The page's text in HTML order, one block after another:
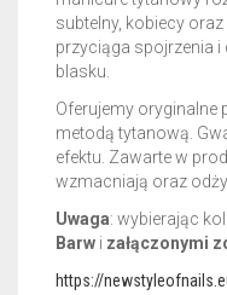
subtelny, kobiecy
przyciąga spojrzenia
blasku.
Oferujemy oryginalne
metodą tytanową.
efektu. Zawarte w
wzmacniają oraz
Uwaga: wybierając
Barw i załączonymi
https://